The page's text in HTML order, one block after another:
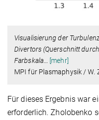
Visualisierung der
Divertors (Querschnitt
Farbskala… [mehr]
MPI für Plasmaphysik / W.
Für dieses Ergebnis war
erforderlich. Zholobenko